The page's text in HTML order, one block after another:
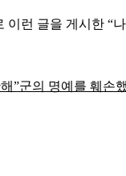
이런 글을 게시한 “
”군의 명예를 훼손